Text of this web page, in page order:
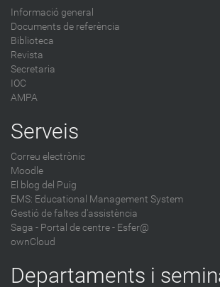
Informació general
Documents de referència
Biblioteca
Revista
Secretaria
IOC
AMPA
Serveis
Correu electrònic
Moodle
El blog del Puig
EMS: Educational Management System
Gestió de faltes d'assistència
Saga - Portal de centre - Esfer@
ownCloud
Departaments i